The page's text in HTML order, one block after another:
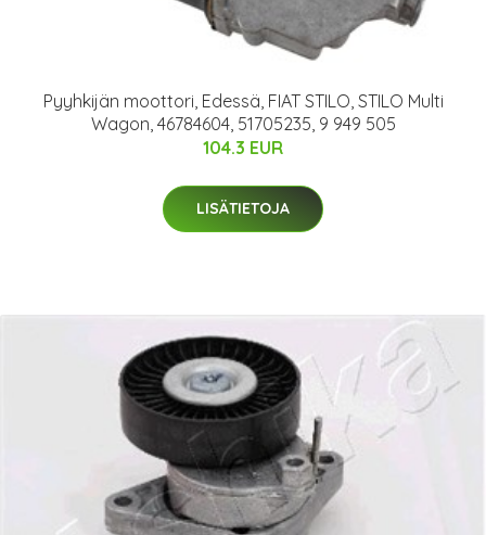
Pyyhkijän moottori, Edessä, FIAT STILO, STILO Multi
Wagon, 46784604, 51705235, 9 949 505
104.3 EUR
LISÄTIETOJA